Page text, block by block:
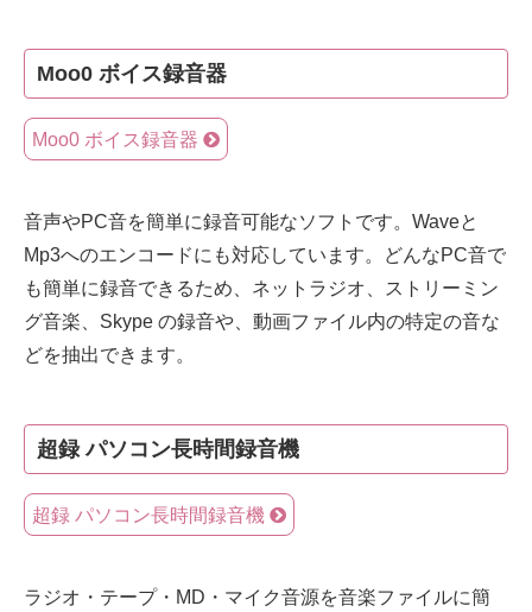
Moo0 ボイス録音器
Moo0 ボイス録音器
音声やPC音を簡単に録音可能なソフトです。Waveと
Mp3へのエンコードにも対応しています。どんなPC音で
も簡単に録音できるため、ネットラジオ、ストリーミン
グ音楽、Skype の録音や、動画ファイル内の特定の音な
どを抽出できます。
超録 パソコン長時間録音機
超録 パソコン長時間録音機
ラジオ・テープ・MD・マイク音源を音楽ファイルに簡